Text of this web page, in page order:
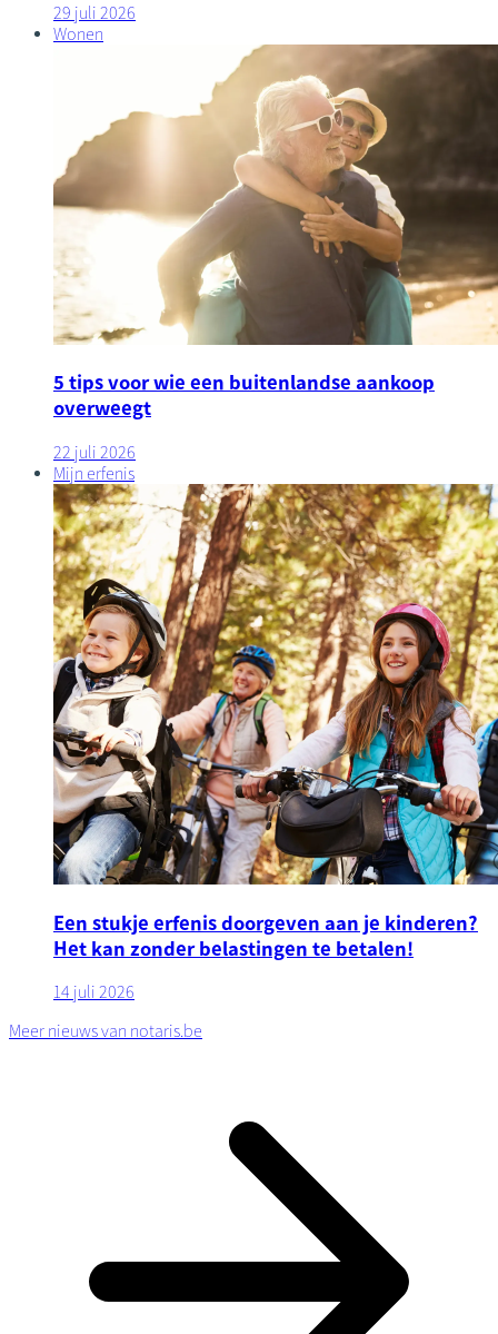
29 juli 2026
Wonen
5 tips voor wie een buitenlandse aankoop
overweegt
22 juli 2026
Mijn erfenis
Een stukje erfenis doorgeven aan je kinderen?
Het kan zonder belastingen te betalen!
14 juli 2026
Meer nieuws van notaris.be